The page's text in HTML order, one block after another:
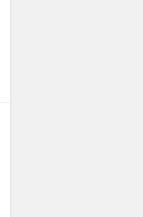
Foto entstanden. Diese
der kurz danach
ich mit der Profikamera